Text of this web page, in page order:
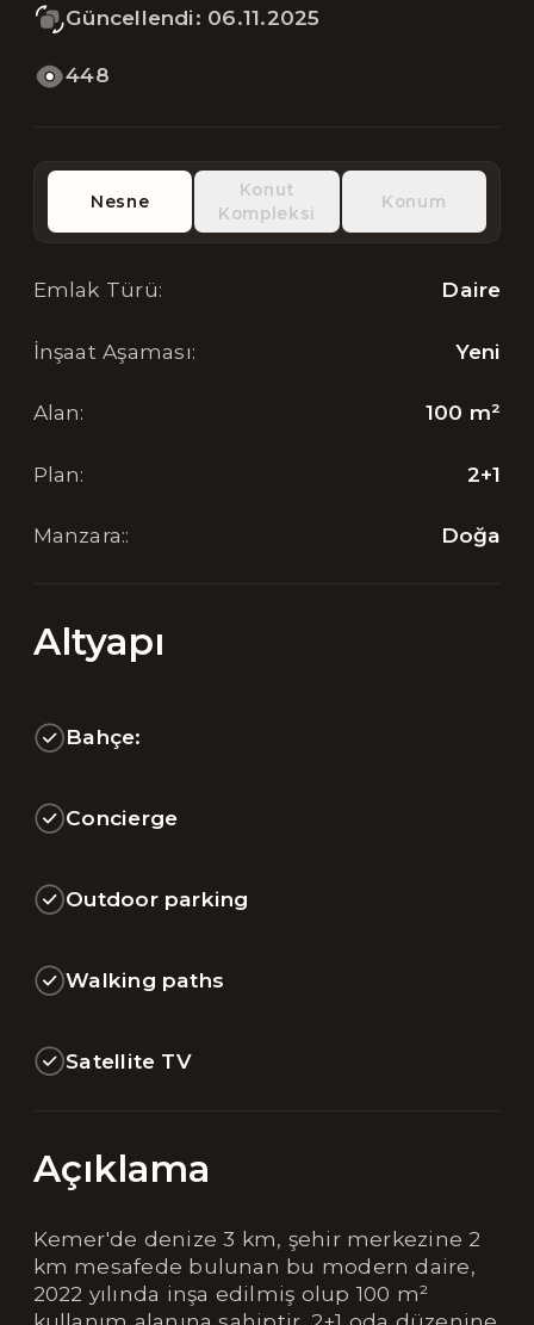
Güncellendi: 06.11.2025
448
Nesne
Konut
Kompleksi
Konum
Emlak Türü: Daire
İnşaat Aşaması: Yeni
Alan: 100 m²
Plan: 2+1
Manzara:: Doğa
Altyapı
Bahçe:
Concierge
Outdoor parking
Walking paths
Satellite TV
Açıklama
Kemer'de denize 3 km, şehir merkezine 2
km mesafede bulunan bu modern daire,
2022 yılında inşa edilmiş olup 100 m²